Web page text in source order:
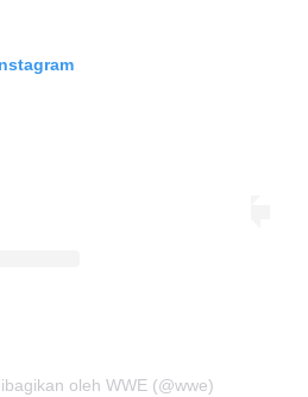
oleh WWE (@wwe)